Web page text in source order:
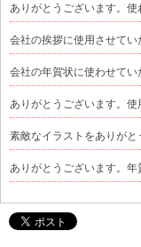
ありがとうございます。
会社の挨拶に使用させてい
会社の年賀状に使わせてい
ありがとうございます。使
素敵なイラストをありがと
ありがとうございます。年